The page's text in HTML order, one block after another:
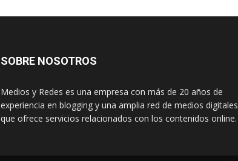
SOBRE NOSOTROS
Medios y Redes es una empresa con más de 20 años de
experiencia en blogging y una amplia red de medios digitales
que ofrece servicios relacionados con los contenidos online.